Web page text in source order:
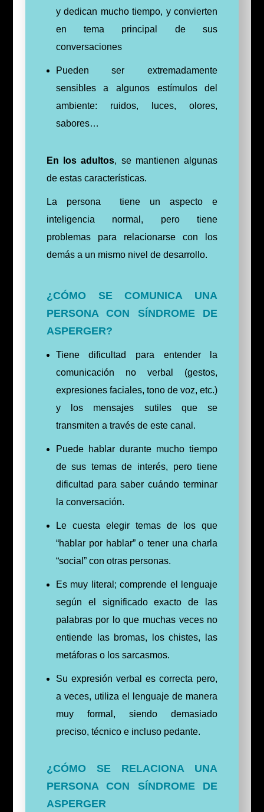
y dedican mucho tiempo, y convierten
en tema principal de sus
conversaciones
Pueden ser extremadamente
sensibles a algunos estímulos del
ambiente: ruidos, luces, olores,
sabores…
En los adultos, se mantienen algunas
de estas características.
La persona tiene un aspecto e
inteligencia normal, pero tiene
problemas para relacionarse con los
demás a un mismo nivel de desarrollo.
¿CÓMO SE COMUNICA UNA
PERSONA CON SÍNDROME DE
ASPERGER?
Tiene dificultad para entender la
comunicación no verbal (gestos,
expresiones faciales, tono de voz, etc.)
y los mensajes sutiles que se
transmiten a través de este canal.
Puede hablar durante mucho tiempo
de sus temas de interés, pero tiene
dificultad para saber cuándo terminar
la conversación.
Le cuesta elegir temas de los que
“hablar por hablar” o tener una charla
“social” con otras personas.
Es muy literal; comprende el lenguaje
según el significado exacto de las
palabras por lo que muchas veces no
entiende las bromas, los chistes, las
metáforas o los sarcasmos.
Su expresión verbal es correcta pero,
a veces, utiliza el lenguaje de manera
muy formal, siendo demasiado
preciso, técnico e incluso pedante.
¿CÓMO SE RELACIONA UNA
PERSONA CON SÍNDROME DE
ASPERGER